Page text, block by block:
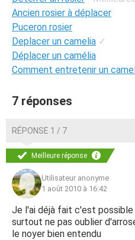
Ancien rosier à déplacer
Puceron rosier
Deplacer un camelia ✓
Déplacer un camélia
Comment entretenir un
7 réponses
RÉPONSE 1 / 7
Meilleure réponse
Utilisateur anonyme
1 août 2010 à 16:42
Je l'ai déjà fait c'est
surtout ne pas oublier
le noyer bien entendu